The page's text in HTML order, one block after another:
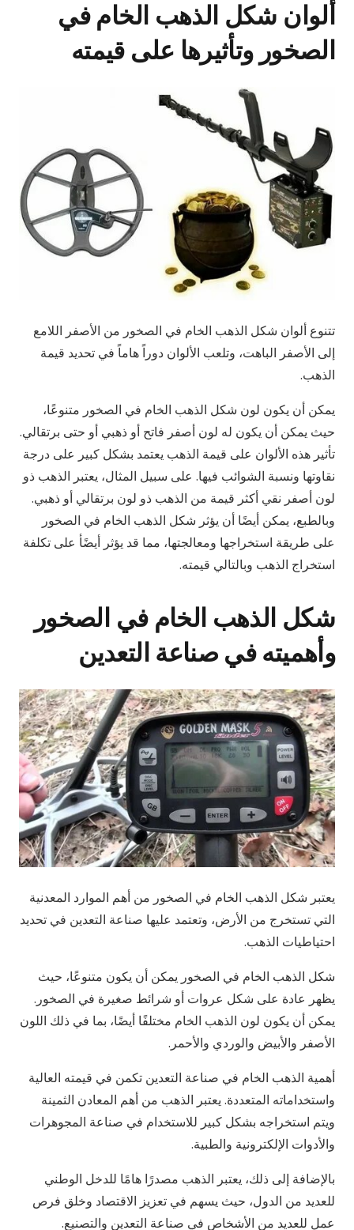
ألوان شكل الذهب الخام في
الصخور وتأثيرها على قيمته
تتنوع ألوان شكل الذهب الخام في الصخور من الأصفر اللامع
إلى الأصفر الباهت، وتلعب الألوان دوراً هاماً في تحديد قيمة
الذهب.
يمكن أن يكون لون شكل الذهب الخام في الصخور متنوعًا،
حيث يمكن أن يكون له لون أصفر فاتح أو ذهبي أو حتى برتقالي.
تأثير هذه الألوان على قيمة الذهب يعتمد بشكل كبير على درجة
نقاوتها ونسبة الشوائب فيها. على سبيل المثال، يعتبر الذهب ذو
لون أصفر نقي أكثر قيمة من الذهب ذو لون برتقالي أو ذهبي.
وبالطبع، يمكن أيضًا أن يؤثر شكل الذهب الخام في الصخور
على طريقة استخراجها ومعالجتها، مما قد يؤثر أيضًأ على تكلفة
استخراج الذهب وبالتالي قيمته.
شكل الذهب الخام في الصخور
وأهميته في صناعة التعدين
يعتبر شكل الذهب الخام في الصخور من أهم الموارد المعدنية
التي تستخرج من الأرض، وتعتمد عليها صناعة التعدين في تحديد
احتياطيات الذهب.
شكل الذهب الخام في الصخور يمكن أن يكون متنوعًا، حيث
يظهر عادة على شكل عروات أو شرائط صغيرة في الصخور.
يمكن أن يكون لون الذهب الخام مختلفًا أيضًا، بما في ذلك اللون
الأصفر والأبيض والوردي والأحمر.
أهمية الذهب الخام في صناعة التعدين تكمن في قيمته العالية
واستخداماته المتعددة. يعتبر الذهب من أهم المعادن الثمينة
ويتم استخراجه بشكل كبير للاستخدام في صناعة المجوهرات
والأدوات الإلكترونية والطبية.
بالإضافة إلى ذلك، يعتبر الذهب مصدرًا هامًا للدخل الوطني
للعديد من الدول، حيث يسهم في تعزيز الاقتصاد وخلق فرص
عمل للعديد من الأشخاص في صناعة التعدين والتصنيع.